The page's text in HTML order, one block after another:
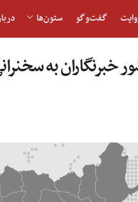
گفت‌و‎گو ستون‌ها
خبرنگاران به